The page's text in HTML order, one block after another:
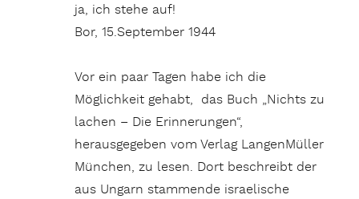
ja, ich stehe auf!
Bor, 15.September 1944
Vor ein paar Tagen habe ich die
Möglichkeit gehabt, das Buch „Nichts zu
lachen – Die Erinnerungen“,
herausgegeben vom Verlag LangenMüller
München, zu lesen. Dort beschreibt der
aus Ungarn stammende israelische